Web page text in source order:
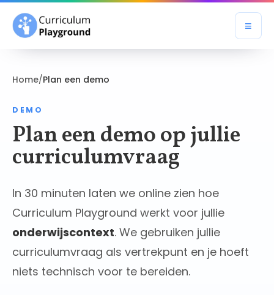
≡
Home/Plan een demo
DEMO
Plan een demo op jullie
curriculumvraag
In 30 minuten laten we online zien hoe
Curriculum Playground werkt voor jullie
onderwijscontext. We gebruiken jullie
curriculumvraag als vertrekpunt en je hoeft
niets technisch voor te bereiden.